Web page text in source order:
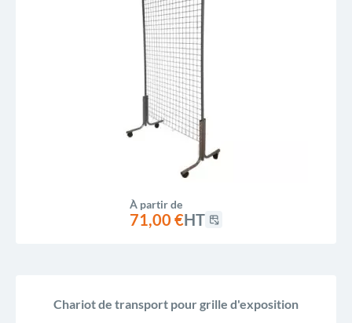
À partir de
71,00 €HT
Chariot de transport pour grille d'exposition